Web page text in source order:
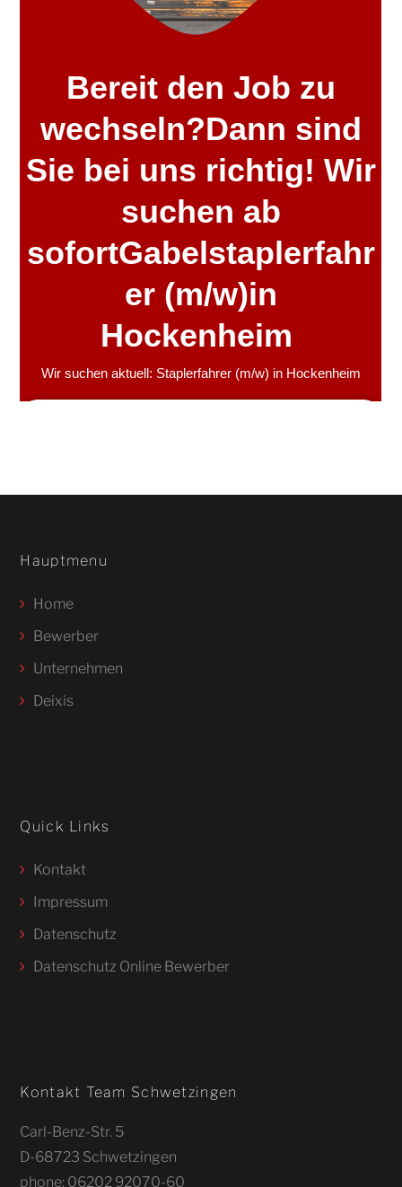
Hauptmenu
Home
Bewerber
Unternehmen
Deixis
Quick Links
Kontakt
Impressum
Datenschutz
Datenschutz Online Bewerber
Kontakt Team Schwetzingen
Carl-Benz-Str. 5
D-68723 Schwetzingen
phone: 06202 92070-60